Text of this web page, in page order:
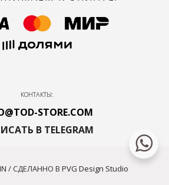
КОНТАКТЫ:
STORE.COM
В TELEGRAM
/ СДЕЛАННО В PVG Design Studio